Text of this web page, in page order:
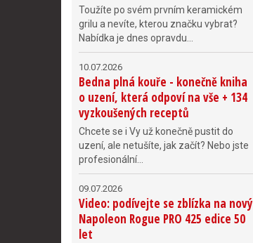
Toužíte po svém prvním keramickém
grilu a nevíte, kterou značku vybrat?
Nabídka je dnes opravdu...
10.07.2026
Bedna plná kouře - konečně kniha
o uzení, která odpoví na vše + 134
vyzkoušených receptů
Chcete se i Vy už konečně pustit do
uzení, ale netušíte, jak začít? Nebo jste
profesionální...
09.07.2026
Video: podívejte se zblízka na nový
Napoleon Rogue PRO 425 edice 50
let